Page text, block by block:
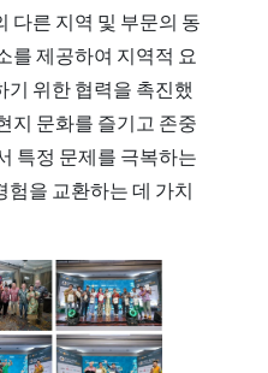
다른 지역 및 부문의 동
를 제공하여 지역적 요
기 위한 협력을 촉진했
지 문화를 즐기고 존중
특정 문제를 극복하는
험을 교환하는 데 가치